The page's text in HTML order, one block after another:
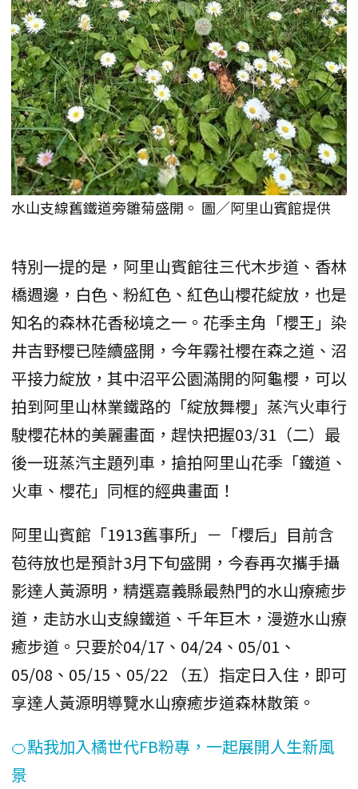
水山支線舊鐵道旁雛菊盛開。 圖／阿里山賓館提供
特別一提的是，阿里山賓館往三代木步道、香林
橋週邊，白色、粉紅色、紅色山櫻花綻放，也是
知名的森林花香秘境之一。花季主角「櫻王」染
井吉野櫻已陸續盛開，今年霧社櫻在森之道、沼
平接力綻放，其中沼平公園滿開的阿龜櫻，可以
拍到阿里山林業鐵路的「綻放舞櫻」蒸汽火車行
駛櫻花林的美麗畫面，趕快把握03/31（二）最
後一班蒸汽主題列車，搶拍阿里山花季「鐵道、
火車、櫻花」同框的經典畫面！
阿里山賓館「1913舊事所」－「櫻后」目前含
苞待放也是預計3月下旬盛開，今春再次攜手攝
影達人黃源明，精選嘉義縣最熱門的水山療癒步
道，走訪水山支線鐵道、千年巨木，漫遊水山療
癒步道。只要於04/17、04/24、05/01、
05/08、05/15、05/22 （五）指定日入住，即可
享達人黃源明導覽水山療癒步道森林散策。
🍊點我加入橘世代FB粉專，一起展開人生新風
景